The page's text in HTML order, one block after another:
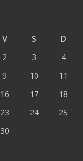
V S
D
2 3
4
9 10
11
16 17
18
23 24
25
30